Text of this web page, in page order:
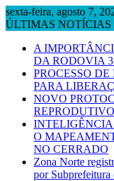
Skip
to
sexta-feira, agosto 7,
ÚLTIMAS NOTÍCIAS
A
DA RODOVIA
PROCESSO
PARA
NOVO
O
NO CERRADO
Zona Norte
por Subprefeitura